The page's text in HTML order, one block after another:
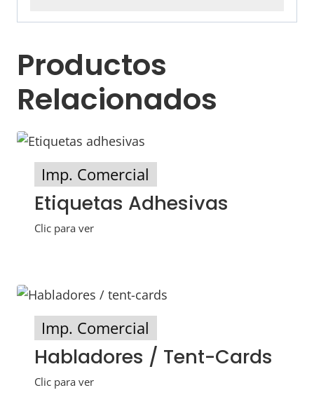
Productos
Relacionados
Imp. Comercial
Etiquetas Adhesivas
Clic para ver
Imp. Comercial
Habladores / Tent-Cards
Clic para ver